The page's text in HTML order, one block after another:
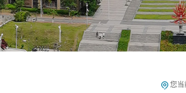
您当